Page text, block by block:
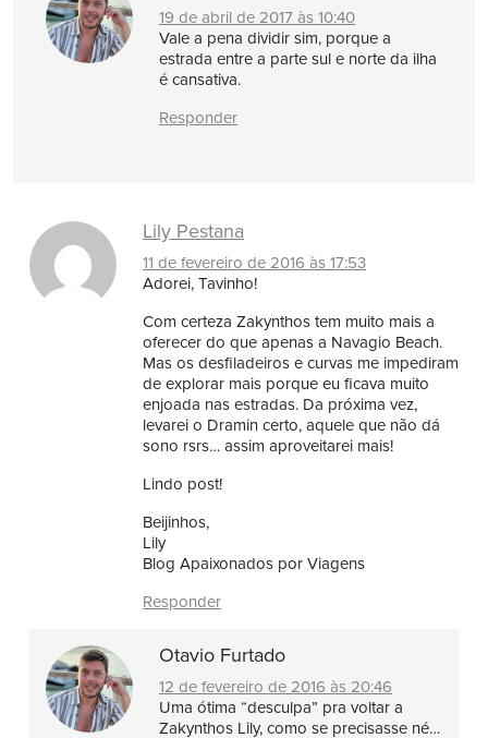
19 de abril de 2017 às 10:40
Vale a pena dividir sim, porque a
estrada entre a parte sul e norte da ilha
é cansativa.
Responder
Lily Pestana
11 de fevereiro de 2016 às 17:53
Adorei, Tavinho!
Com certeza Zakynthos tem muito mais a
oferecer do que apenas a Navagio Beach.
Mas os desfiladeiros e curvas me impediram
de explorar mais porque eu ficava muito
enjoada nas estradas. Da próxima vez,
levarei o Dramin certo, aquele que não dá
sono rsrs… assim aproveitarei mais!
Lindo post!
Beijinhos,
Lily
Blog Apaixonados por Viagens
Responder
Otavio Furtado
12 de fevereiro de 2016 às 20:46
Uma ótima “desculpa” pra voltar a
Zakynthos Lily, como se precisasse né…